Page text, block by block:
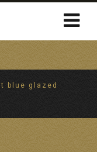
blue glazed